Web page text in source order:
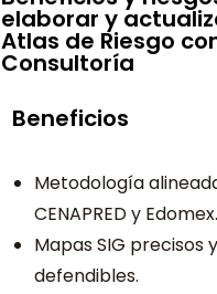
elaborar y
Atlas de Riesgo
Consultoría
Beneficios
Metodología
CENAPRED y Edomex.
Mapas SIG precisos y
defendibles.